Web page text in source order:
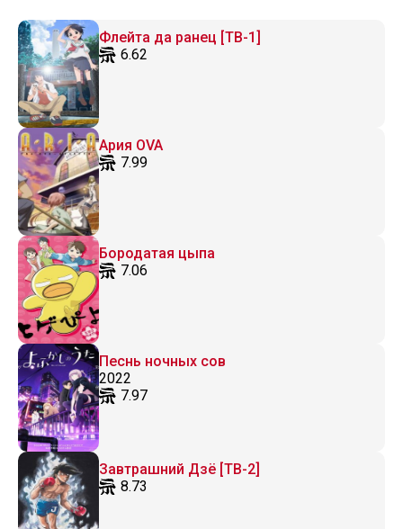
Флейта да ранец [ТВ-1]
6.62
Ария OVA
7.99
Бородатая цыпа
7.06
Песнь ночных сов
2022
7.97
Завтрашний Дзё [ТВ-2]
8.73